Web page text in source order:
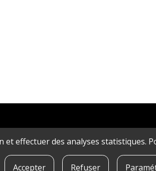
et effectuer des analyses statistiques.
Accepter Refuser